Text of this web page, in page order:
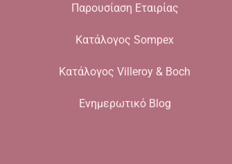
Παρουσίαση Εταιρίας
Κατάλογος Sompex
Κατάλογος Villeroy & Boch
Ενημερωτικό Blog